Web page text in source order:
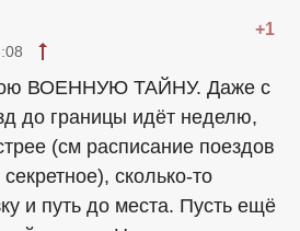
+1
ВОЕННУЮ ТАЙНУ. Даже с
до границы идёт неделю,
(см расписание поездов
сколько-то
и путь до места. Пусть ещё